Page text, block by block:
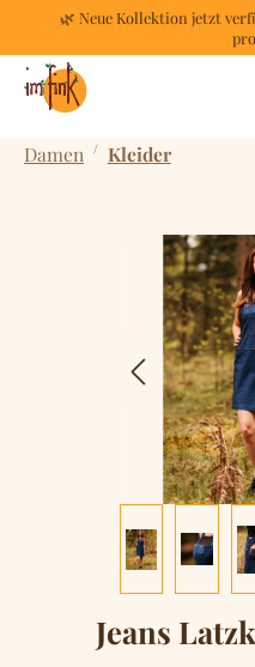
Zum Hauptinhalt springen
🌿 Neue Kollektion jetzt
Damen / Kleider
Bildergalerie
Jeans